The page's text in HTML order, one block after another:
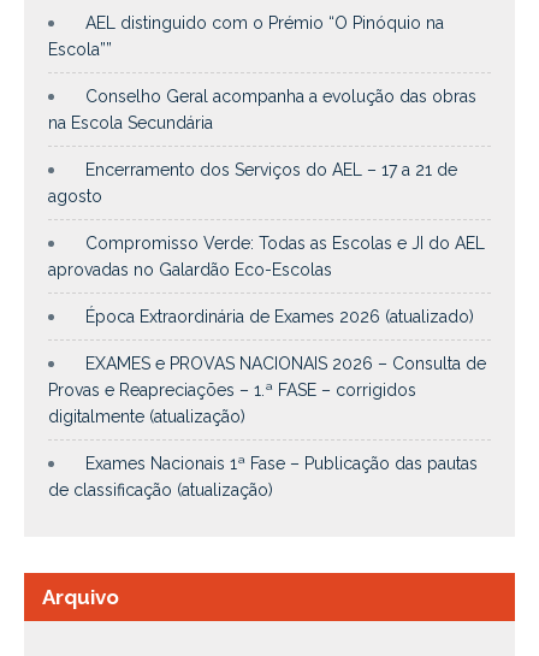
AEL distinguido com o Prémio “O Pinóquio na
Escola””
Conselho Geral acompanha a evolução das obras
na Escola Secundária
Encerramento dos Serviços do AEL – 17 a 21 de
agosto
Compromisso Verde: Todas as Escolas e JI do AEL
aprovadas no Galardão Eco-Escolas
Época Extraordinária de Exames 2026 (atualizado)
EXAMES e PROVAS NACIONAIS 2026 – Consulta de
Provas e Reapreciações – 1.ª FASE – corrigidos
digitalmente (atualização)
Exames Nacionais 1ª Fase – Publicação das pautas
de classificação (atualização)
Arquivo